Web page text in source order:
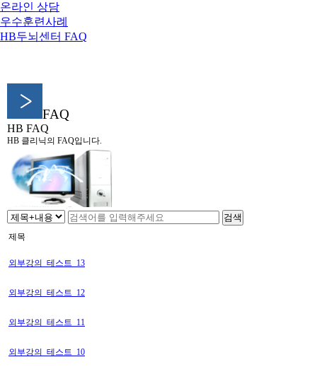
온라인 상담
우수훈련사례
HB두뇌센터 FAQ
FAQ
HB FAQ
HB 클리닉의 FAQ입니다.
검색
제목
외부강의_테스트_13
외부강의_테스트_12
외부강의_테스트_11
외부강의_테스트_10